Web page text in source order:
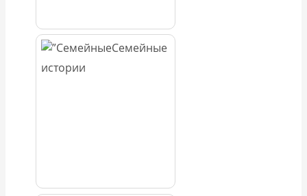
Семейные
истории